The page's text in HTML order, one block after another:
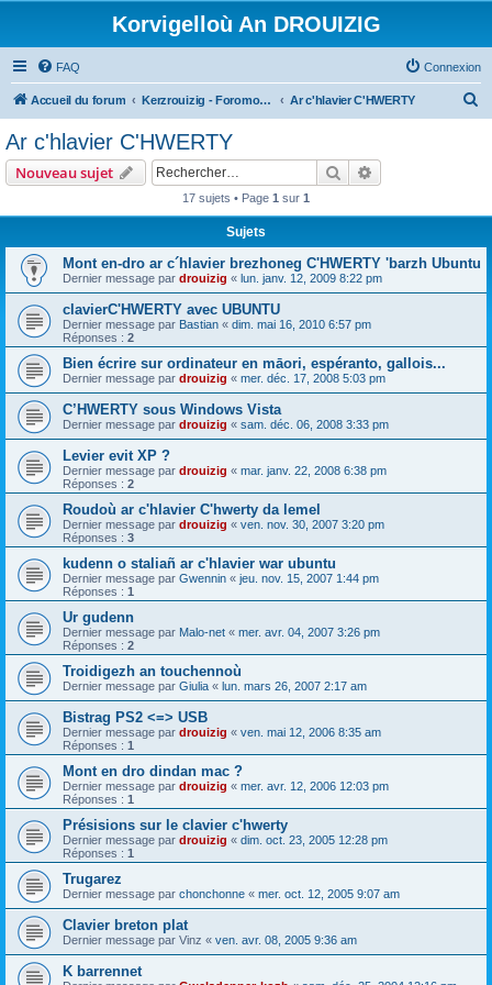
Korvigelloù An DROUIZIG
FAQ Connexion
Accueil du forum Kerzrouizig - Foromoù An Drouizig Ar c'hlavier C'HWERTY
Ar c'hlavier C'HWERTY
Nouveau sujet Rechercher
17 sujets • Page 1 sur 1
Sujets
Mont en-dro ar c´hlavier brezhoneg C'HWERTY 'barzh Ubuntu
Dernier message par drouizig « lun. janv. 12, 2009 8:22 pm
clavierC'HWERTY avec UBUNTU
Dernier message par Bastian « dim. mai 16, 2010 6:57 pm
Réponses : 2
Bien écrire sur ordinateur en māori, espéranto, gallois...
Dernier message par drouizig « mer. déc. 17, 2008 5:03 pm
C’HWERTY sous Windows Vista
Dernier message par drouizig « sam. déc. 06, 2008 3:33 pm
Levier evit XP ?
Dernier message par drouizig « mar. janv. 22, 2008 6:38 pm
Réponses : 2
Roudoù ar c'hlavier C'hwerty da lemel
Dernier message par drouizig « ven. nov. 30, 2007 3:20 pm
Réponses : 3
kudenn o staliañ ar c'hlavier war ubuntu
Dernier message par Gwennin « jeu. nov. 15, 2007 1:44 pm
Réponses : 1
Ur gudenn
Dernier message par Malo-net « mer. avr. 04, 2007 3:26 pm
Réponses : 2
Troidigezh an touchennoù
Dernier message par Giulia « lun. mars 26, 2007 2:17 am
Bistrag PS2 <=> USB
Dernier message par drouizig « ven. mai 12, 2006 8:35 am
Réponses : 1
Mont en dro dindan mac ?
Dernier message par drouizig « mer. avr. 12, 2006 12:03 pm
Réponses : 1
Présisions sur le clavier c'hwerty
Dernier message par drouizig « dim. oct. 23, 2005 12:28 pm
Réponses : 1
Trugarez
Dernier message par chonchonne « mer. oct. 12, 2005 9:07 am
Clavier breton plat
Dernier message par Vinz « ven. avr. 08, 2005 9:36 am
K barrennet